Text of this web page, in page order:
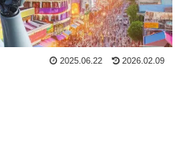
2025.06.22 2026.02.09